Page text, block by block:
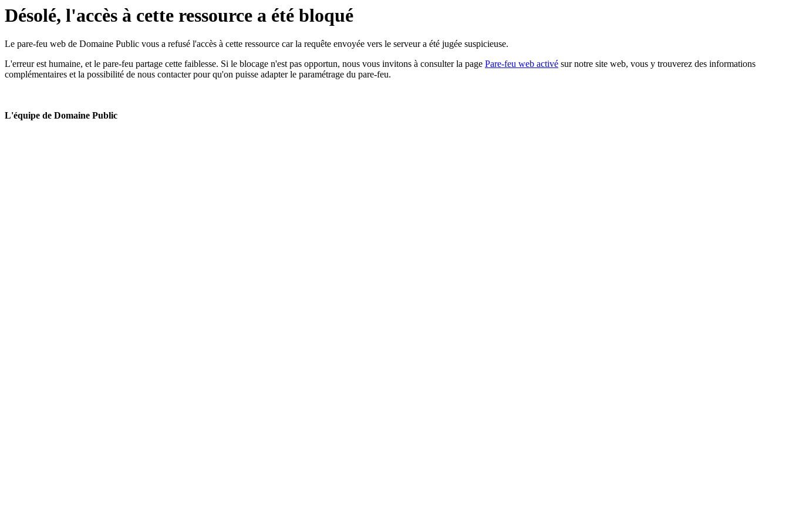
Désolé, l'accès à cette ressource a été bloqué
Le pare-feu web de Domaine Public vous a refusé l'accès à cette ressource car la requête envoyée vers le serveur a été jugée suspicieuse.
L'erreur est humaine, et le pare-feu partage cette faiblesse. Si le blocage n'est pas opportun, nous vous invitons à consulter la page Pare-feu web activé sur notre site web, vous y trouverez des informations
complémentaires et la possibilité de nous contacter pour qu'on puisse adapter le paramétrage du pare-feu.
L'équipe de Domaine Public